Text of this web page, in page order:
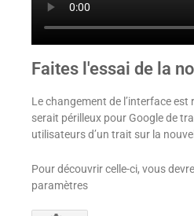
Faites l'essai de la
Le changement de l’interface est
serait périlleux pour Google de
utilisateurs d’un trait sur la
Pour découvrir celle-ci, vous
paramètres